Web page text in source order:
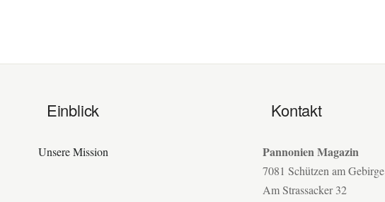
Einblick
Unsere Mission
Kontakt
Pannonien Magazin
7081 Schützen am Gebirge
Am Strassacker 32